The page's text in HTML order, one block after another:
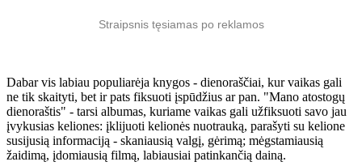
Straipsnis tęsiamas po reklamos
Dabar vis labiau populiarėja knygos - dienoraščiai, kur vaikas gali
ne tik skaityti, bet ir pats fiksuoti įspūdžius ar pan. "Mano atostogų
dienoraštis" - tarsi albumas, kuriame vaikas gali užfiksuoti savo jau
įvykusias keliones: įklijuoti kelionės nuotrauką, parašyti su kelione
susijusią informaciją - skaniausią valgį, gėrimą; mėgstamiausią
žaidimą, įdomiausią filmą, labiausiai patinkančią dainą.